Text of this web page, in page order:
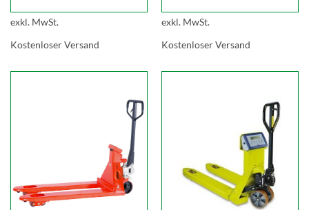
war:
ist:
1.849,60 €.
exkl. MwSt.
Kostenloser Versand
exkl. MwSt.
Kostenloser Versand